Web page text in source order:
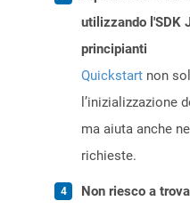
utilizzando l'SDK
principianti
Quickstart non
l’inizializzazione
ma aiuta anche
richieste.
Non riesco a